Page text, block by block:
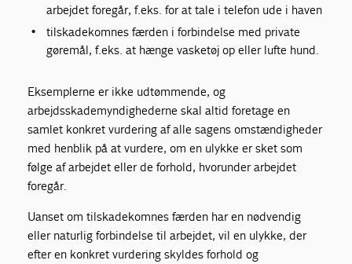
arbejdet foregår, f.eks. for at tale i telefon ude i haven
tilskadekomnes færden i forbindelse med private
gøremål, f.eks. at hænge vasketøj op eller lufte hund.
Eksemplerne er ikke udtømmende, og
arbejdsskademyndighederne skal altid foretage en
samlet konkret vurdering af alle sagens omstændigheder
med henblik på at vurdere, om en ulykke er sket som
følge af arbejdet eller de forhold, hvorunder arbejdet
foregår.
Uanset om tilskadekomnes færden har en nødvendig
eller naturlig forbindelse til arbejdet, vil en ulykke, der
efter en konkret vurdering skyldes forhold og